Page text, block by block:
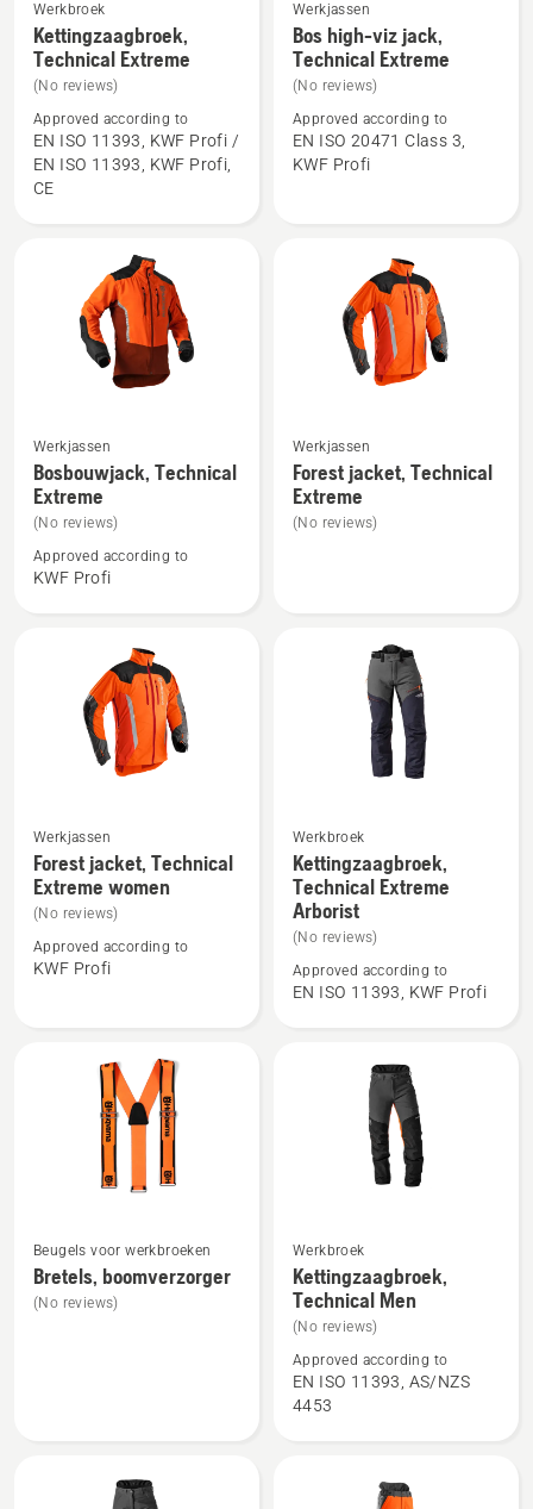
Bekijk
meer
details
over
Kettingzaagbroek,
Technical
Extreme
Werkbroek
Kettingzaagbroek,
Technical Extreme
(No reviews)
Approved according to
EN ISO 11393, KWF Profi /
EN ISO 11393, KWF Profi,
CE
Bekijk
meer
details
over
Bos
high-
Werkjassen
Bos high-viz jack,
Technical Extreme
(No reviews)
Approved according to
EN ISO 20471 Class 3,
KWF Profi
Bekijk
meer
details
over
Bosbouwjack,
Technical
Werkjassen
Bosbouwjack, Technical
Extreme
(No reviews)
Approved according to
KWF Profi
Bekijk
meer
details
over
Werkjassen
Forest jacket, Technical
Extreme
(No reviews)
Bekijk
meer
details
over
Forest
Werkjassen
Forest jacket, Technical
Extreme women
(No reviews)
Approved according to
KWF Profi
Bekijk
meer
details
over
Technical
Werkbroek
Kettingzaagbroek,
Technical Extreme
Arborist
(No reviews)
Approved according to
EN ISO 11393, KWF Profi
Bekijk
meer
details
Beugels voor werkbroeken
Bretels, boomverzorger
(No reviews)
Bekijk
meer
details
over
Kettingzaagbroek,
Technical
Werkbroek
Kettingzaagbroek,
Technical Men
(No reviews)
Approved according to
EN ISO 11393, AS/NZS
4453